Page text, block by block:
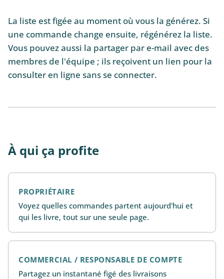
La liste est figée au moment où vous la générez. Si
une commande change ensuite, régénérez la liste.
Vous pouvez aussi la partager par e-mail avec des
membres de l'équipe ; ils reçoivent un lien pour la
consulter en ligne sans se connecter.
À qui ça profite
PROPRIÉTAIRE
Voyez quelles commandes partent aujourd'hui et
qui les livre, tout sur une seule page.
COMMERCIAL / RESPONSABLE DE COMPTE
Partagez un instantané figé des livraisons